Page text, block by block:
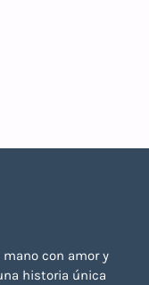
mano con amor y
historia única